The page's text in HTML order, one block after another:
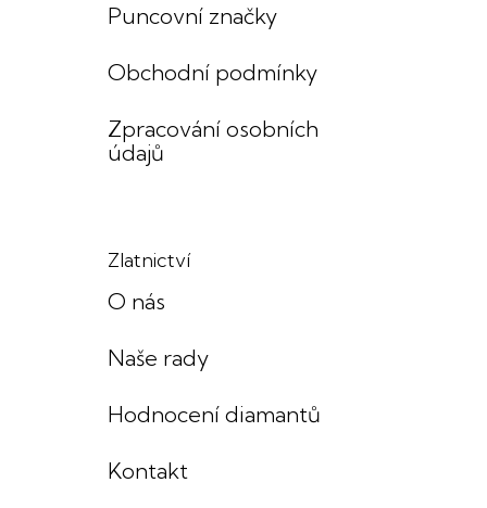
Puncovní značky
Obchodní podmínky
Zpracování osobních
údajů
Zlatnictví
O nás
Naše rady
Hodnocení diamantů
Kontakt